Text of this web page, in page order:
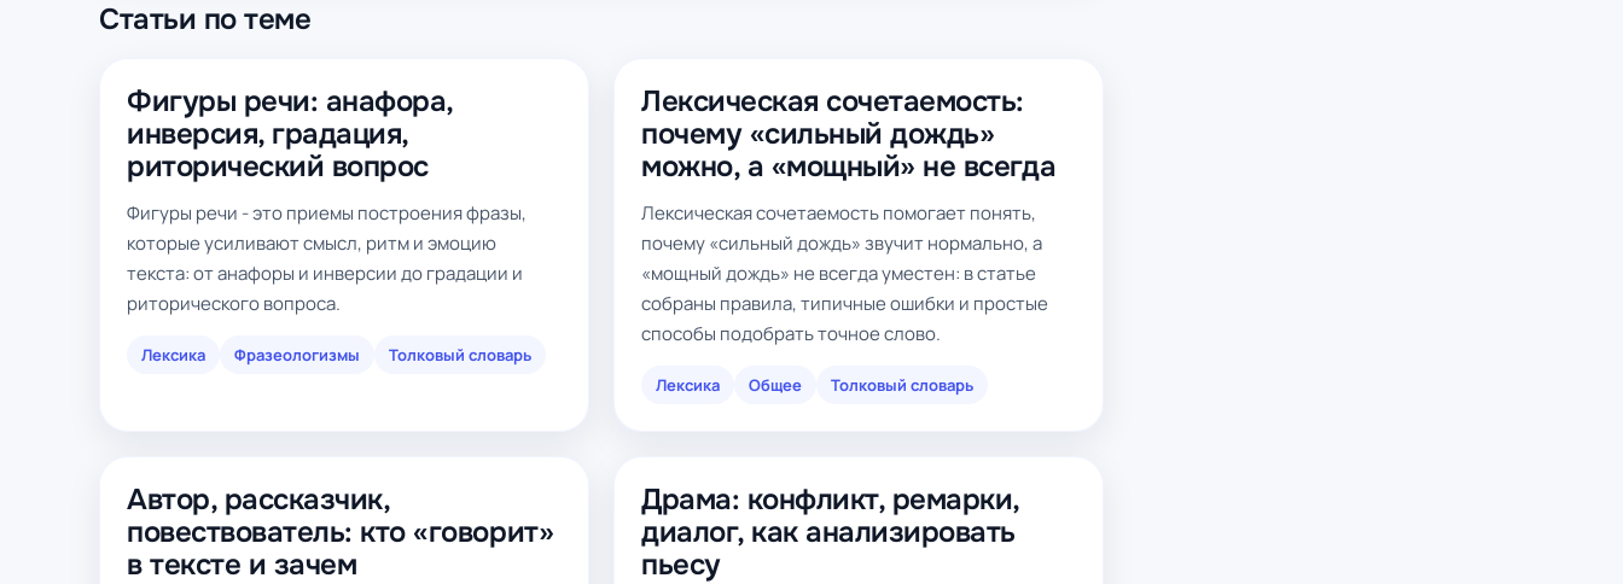
Статьи по теме
Фигуры речи: анафора,
инверсия, градация,
риторический вопрос
Фигуры речи - это приемы построения фразы,
которые усиливают смысл, ритм и эмоцию
текста: от анафоры и инверсии до градации и
риторического вопроса.
Лексика Фразеологизмы Толковый словарь
Лексическая сочетаемость:
почему «сильный дождь»
можно, а «мощный» не всегда
Лексическая сочетаемость помогает понять,
почему «сильный дождь» звучит нормально, а
«мощный дождь» не всегда уместен: в статье
собраны правила, типичные ошибки и простые
способы подобрать точное слово.
Лексика Общее Толковый словарь
Автор, рассказчик,
повествователь: кто «говорит»
в тексте и зачем
Драма: конфликт, ремарки,
диалог, как анализировать
пьесу